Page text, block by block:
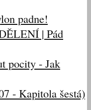
padne!
| Pád
pocity - Jak
- Kapitola šestá)